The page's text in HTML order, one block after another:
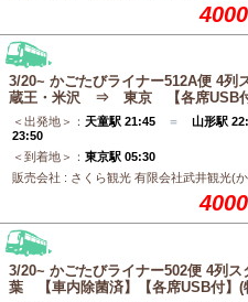
3/20~ かごたびライナー512A便 4
蔵王・米沢 ⇒ 東京 【各席USB
＜出発地＞： 天童駅 21:45 ＝ 山形駅
23:50
＜到着地＞： 東京駅 05:30
販売会社 : さくら観光 有限会社武井観光(
3/20~ かごたびライナー502便 4列
葉 【車内除菌済】【各席USB付】(